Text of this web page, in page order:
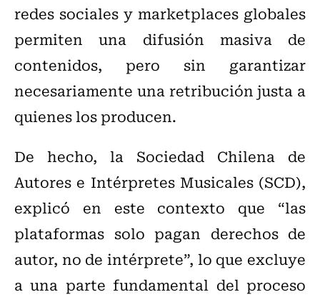
redes sociales y marketplaces globales
permiten una difusión masiva de
contenidos, pero sin garantizar
necesariamente una retribución justa a
quienes los producen.
De hecho, la Sociedad Chilena de
Autores e Intérpretes Musicales (SCD),
explicó en este contexto que “las
plataformas solo pagan derechos de
autor, no de intérprete”, lo que excluye
a una parte fundamental del proceso